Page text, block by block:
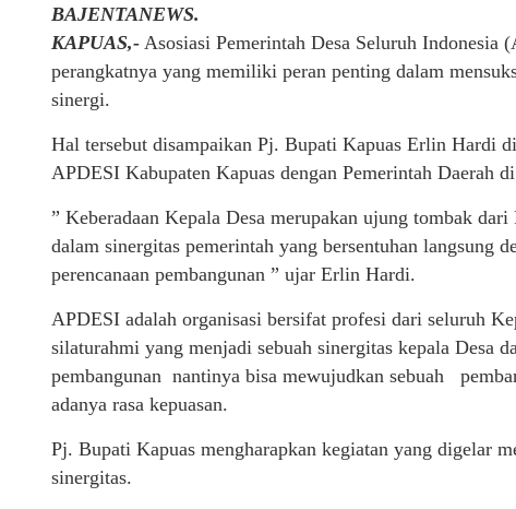
BAJENTANEWS.
KAPUAS,- Asosiasi Pemerintah Desa Seluruh Indonesia
perangkatnya yang memiliki peran penting dalam
sinergi.
Hal tersebut disampaikan Pj. Bupati Kapuas Erlin Hardi
APDESI Kabupaten Kapuas dengan Pemerintah Daerah
” Keberadaan Kepala Desa merupakan ujung tombak
dalam sinergitas pemerintah yang bersentuhan langsung
perencanaan pembangunan ” ujar Erlin Hardi.
APDESI adalah organisasi bersifat profesi dari seluruh
silaturahmi yang menjadi sebuah sinergitas kepala Desa
pembangunan nantinya bisa mewujudkan sebuah
adanya rasa kepuasan.
Pj. Bupati Kapuas mengharapkan kegiatan yang digelar
sinergitas.